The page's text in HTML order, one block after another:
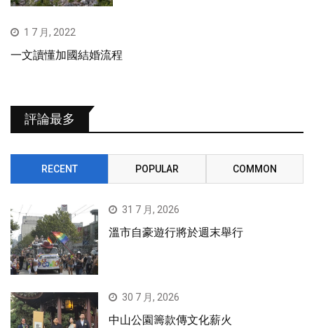
1 7 月, 2022
一文讀懂加國結婚流程
評論最多
RECENT POPULAR COMMON
31 7 月, 2026
溫市自豪遊行將於週末舉行
30 7 月, 2026
中山公園籌款傳文化薪火